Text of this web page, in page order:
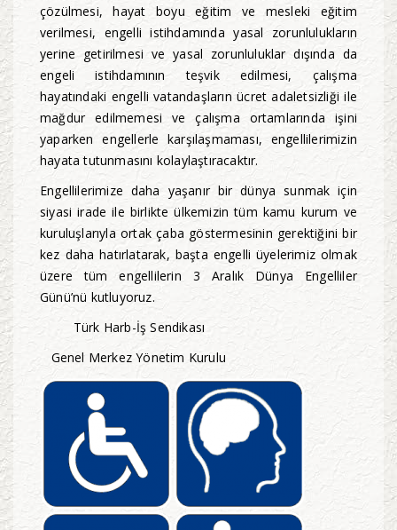
çözülmesi, hayat boyu eğitim ve mesleki eğitim
verilmesi, engelli istihdamında yasal zorunlulukların
yerine getirilmesi ve yasal zorunluluklar dışında da
engeli istihdamının teşvik edilmesi, çalışma
hayatındaki engelli vatandaşların ücret adaletsizliği ile
mağdur edilmemesi ve çalışma ortamlarında işini
yaparken engellerle karşılaşmaması, engellilerimizin
hayata tutunmasını kolaylaştıracaktır.
Engellilerimize daha yaşanır bir dünya sunmak için
siyasi irade ile birlikte ülkemizin tüm kamu kurum ve
kuruluşlarıyla ortak çaba göstermesinin gerektiğini bir
kez daha hatırlatarak, başta engelli üyelerimiz olmak
üzere tüm engellilerin 3 Aralık Dünya Engelliler
Günü’nü kutluyoruz.
Türk Harb-İş Sendikası
Genel Merkez Yönetim Kurulu